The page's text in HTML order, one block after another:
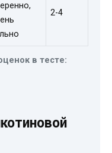
в тесте:
2-4